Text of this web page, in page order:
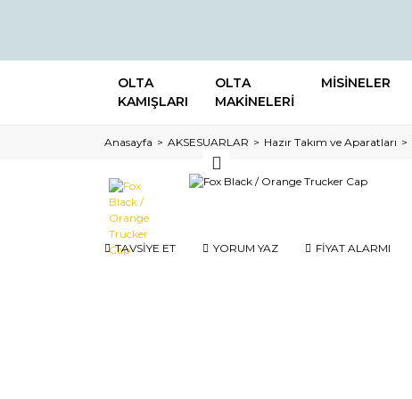
OLTA
KAMIŞLARI
OLTA
MAKİNELERİ
MİSİNELER
Anasayfa AKSESUARLAR Hazır Takım ve Aparatları
TAVSİYE ET YORUM YAZ FİYAT ALARMI